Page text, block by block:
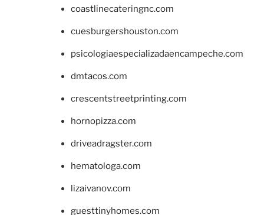
coastlinecateringnc.com
cuesburgershouston.com
psicologiaespecializadaencampeche.com
dmtacos.com
crescentstreetprinting.com
hornopizza.com
driveadragster.com
hematologa.com
lizaivanov.com
guesttinyhomes.com